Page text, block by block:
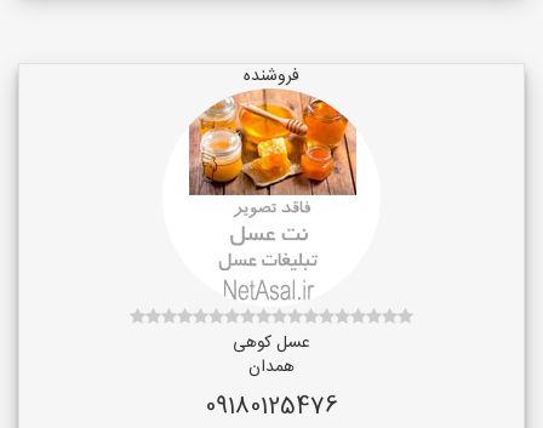
فروشنده
عسل کوهی
همدان
09180125476